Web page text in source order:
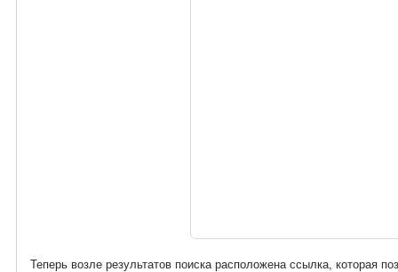
Теперь возле результатов поиска расположена ссылка, которая